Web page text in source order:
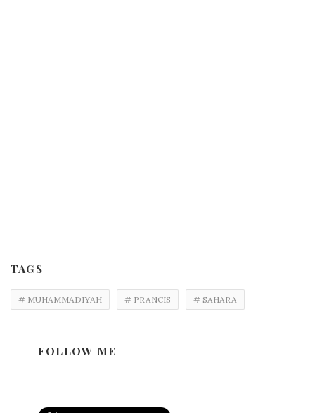
TAGS
# MUHAMMADIYAH # PRANCIS # SAHARA
FOLLOW ME